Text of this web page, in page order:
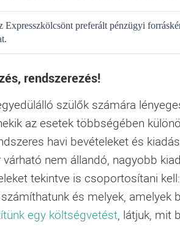
Expresszkölcsönt preferált pénzügyi
rendszerezés!
szülők számára
az esetek többségében
havi bevételeket és
nem állandó, nagyobb
tekintve is csoportosítani
és melyek, amelyek
egy költségvetést, látjuk, mit